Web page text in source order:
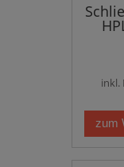
inkl.
zum